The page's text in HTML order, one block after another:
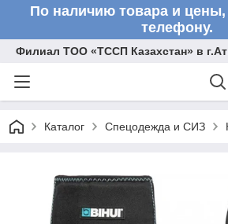
По наличию товара и цены,
телефону.
Филиал ТОО «ТССП Казахстан» в
Каталог Спецодежда и СИЗ